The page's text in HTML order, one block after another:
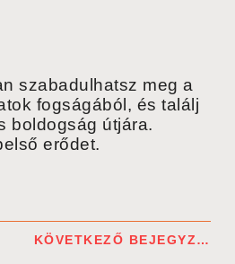
szabadulhatsz meg a
fogságából, és találj
boldogság útjára.
erődet.
KÖVETKEZŐ BEJEGYZÉS